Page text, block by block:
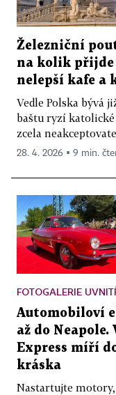
Železniční
na kolik přijde
nelepší kafe a
Vedle Polska bývá
baštu ryzí
zcela
28. 4. 2026 ▪ 9 min.
FOTOGALERIE
Automobiloví
až do
Express míří
kráska
Nastartujte motory,